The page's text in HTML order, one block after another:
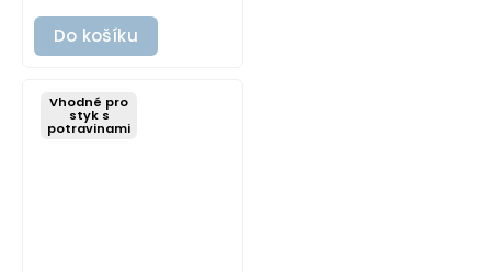
Do košíku
Vhodné pro
styk s
potravinami